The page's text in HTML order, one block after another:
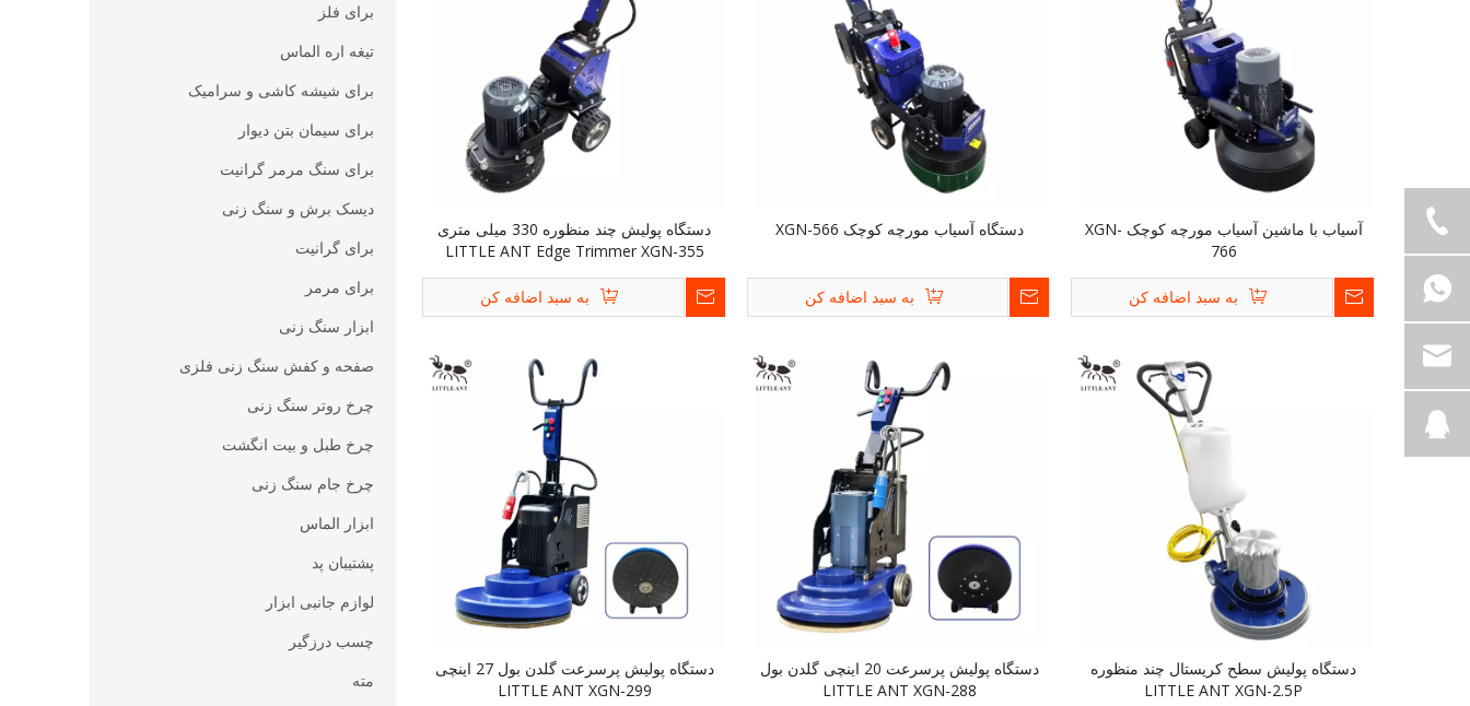
برای فلز
تیغه اره الماس
برای شیشه کاشی و سرامیک
برای سیمان بتن دیوار
برای سنگ مرمر گرانیت
دیسک برش و سنگ زنی
برای گرانیت
برای مرمر
ابزار سنگ زنی
صفحه و کفش سنگ زنی فلزی
چرخ روتر سنگ زنی
چرخ طبل و بیت انگشت
چرخ جام سنگ زنی
ابزار الماس
پشتیبان پد
لوازم جانبی ابزار
چسب درزگیر
مته
آسیاب با ماشین آسیاب مورچه کوچک XGN-
766
به سبد اضافه کن
دستگاه آسیاب مورچه کوچک XGN-566
به سبد اضافه کن
دستگاه پولیش چند منظوره 330 میلی متری
LITTLE ANT Edge Trimmer XGN-355
به سبد اضافه کن
دستگاه پولیش سطح کریستال چند منظوره
LITTLE ANT XGN-2.5P
دستگاه پولیش پرسرعت 20 اینچی گلدن بول
LITTLE ANT XGN-288
دستگاه پولیش پرسرعت گلدن بول 27 اینچی
LITTLE ANT XGN-299